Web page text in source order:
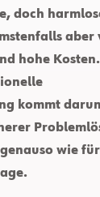
doch
aber
hohe
kommt
wie